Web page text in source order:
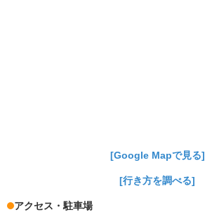
[Google Mapで見る]
[行き方を調べる]
アクセス・駐車場